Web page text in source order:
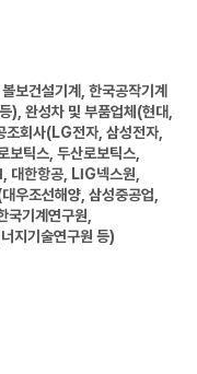
보건설기계, 한국공작기계
완성차 및 부품업체(현대,
조회사(LG전자, 삼성전자,
보틱스, 두산로보틱스,
대한항공, LIG넥스원,
우조선해양, 삼성중공업,
국기계연구원,
지기술연구원 등)